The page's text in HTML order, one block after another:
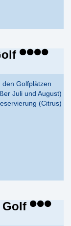
Golfplätzen
Juli und August)
(Citrus)
Golf